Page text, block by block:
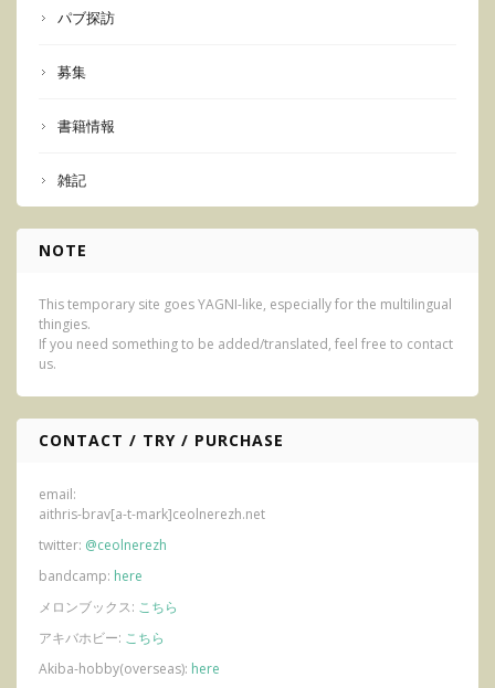
パブ探訪
募集
書籍情報
雑記
NOTE
This temporary site goes YAGNI-like, especially for the multilingual
thingies.
If you need something to be added/translated, feel free to contact
us.
CONTACT / TRY / PURCHASE
email:
aithris-brav[a-t-mark]ceolnerezh.net
twitter: @ceolnerezh
bandcamp: here
メロンブックス: こちら
アキバホビー: こちら
Akiba-hobby(overseas): here